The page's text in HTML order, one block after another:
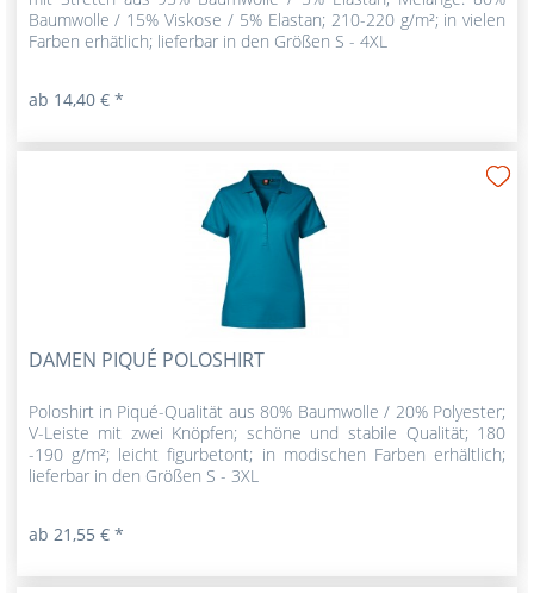
Baumwolle / 15% Viskose / 5% Elastan; 210-220 g/m²; in vielen
Farben erhätlich; lieferbar in den Größen S - 4XL
ab 14,40 € *
DAMEN PIQUÉ POLOSHIRT
Poloshirt in Piqué-Qualität aus 80% Baumwolle / 20% Polyester;
V-Leiste mit zwei Knöpfen; schöne und stabile Qualität; 180
-190 g/m²; leicht figurbetont; in modischen Farben erhältlich;
lieferbar in den Größen S - 3XL
ab 21,55 € *